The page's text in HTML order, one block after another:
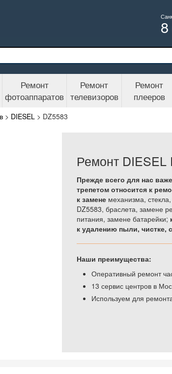
Ремонт
фотоаппаратов
Ремонт
телевизоров
Ремонт
плееров
> DIESEL > DZ5583
Ремонт DIESEL
Прежде всего для нас
трепетом относится к
к замене механизма,
DZ5583, браслета, замене
питания, замене батарейки;
к удалению пыли, чистке,
Наши преимущества:
Оперативный ремонт
13 сервис центров в
Используем для